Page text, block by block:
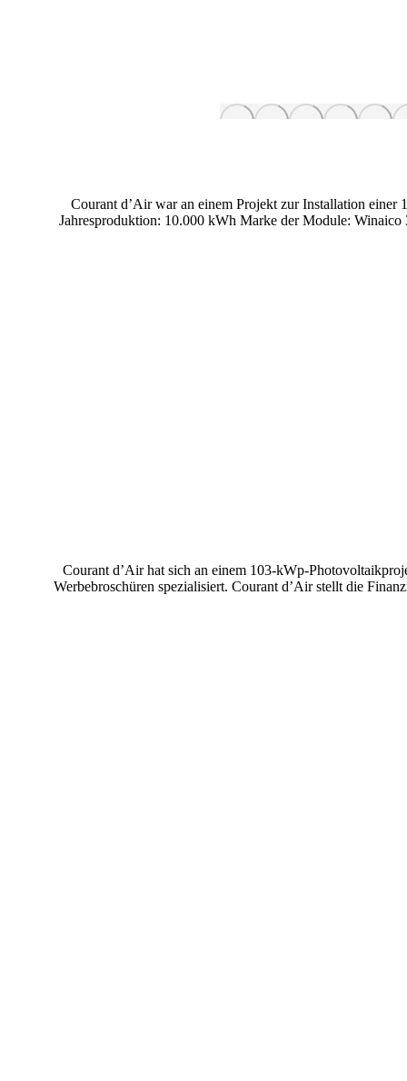
Courant d’Air war an einem Projekt zur Installation
Jahresproduktion: 10.000 kWh Marke der Module:
Courant d’Air hat sich an einem 103-kWp-
Werbebroschüren spezialisiert. Courant d’Air stellt die